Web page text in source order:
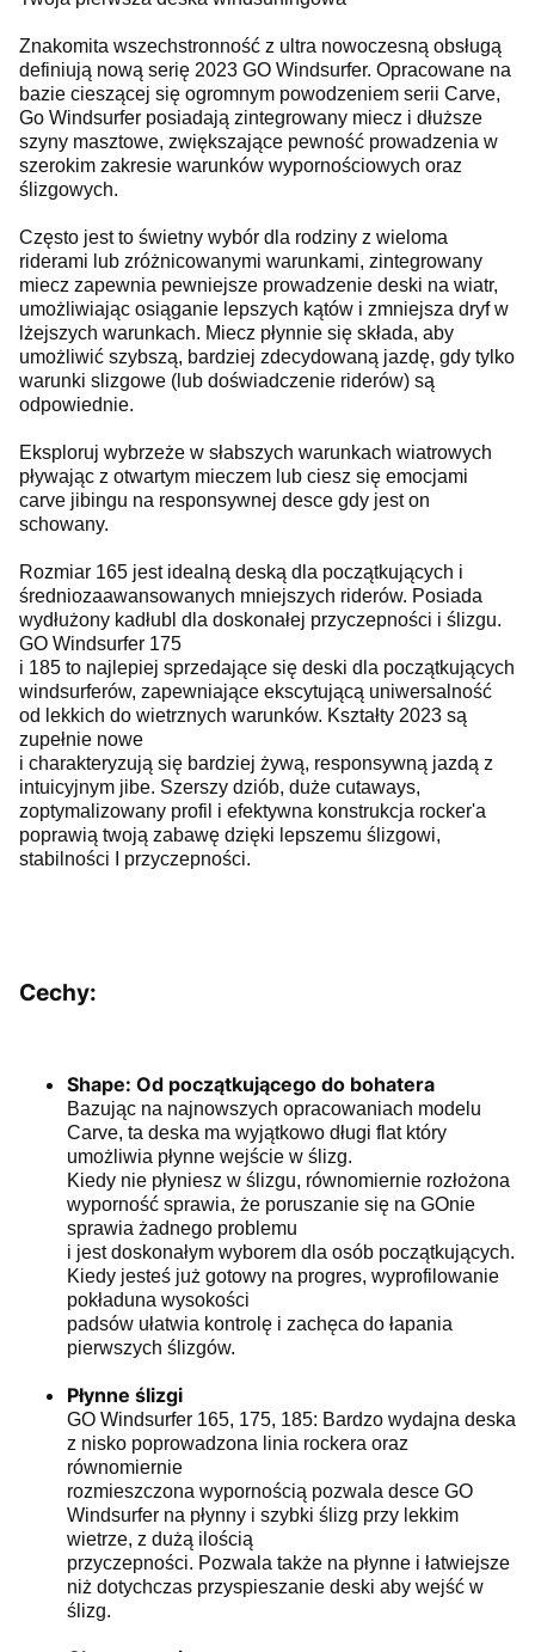
Znakomita wszechstronność z ultra nowoczesną obsługą
definiują nową serię 2023 GO Windsurfer. Opracowane na
bazie cieszącej się ogromnym powodzeniem serii Carve,
Go Windsurfer posiadają zintegrowany miecz i dłuższe
szyny masztowe, zwiększające pewność prowadzenia w
szerokim zakresie warunków wypornościowych oraz
ślizgowych.
Często jest to świetny wybór dla rodziny z wieloma
riderami lub zróżnicowanymi warunkami, zintegrowany
miecz zapewnia pewniejsze prowadzenie deski na wiatr,
umożliwiając osiąganie lepszych kątów i zmniejsza dryf w
lżejszych warunkach. Miecz płynnie się składa, aby
umożliwić szybszą, bardziej zdecydowaną jazdę, gdy tylko
warunki slizgowe (lub doświadczenie riderów) są
odpowiednie.
Eksploruj wybrzeże w słabszych warunkach wiatrowych
pływając z otwartym mieczem lub ciesz się emocjami
carve jibingu na responsywnej desce gdy jest on
schowany.
Rozmiar 165 jest idealną deską dla początkujących i
średniozaawansowanych mniejszych riderów. Posiada
wydłużony kadłubl dla doskonałej przyczepności i ślizgu.
GO Windsurfer 175
i 185 to najlepiej sprzedające się deski dla początkujących
windsurferów, zapewniające ekscytującą uniwersalność
od lekkich do wietrznych warunków. Kształty 2023 są
zupełnie nowe
i charakteryzują się bardziej żywą, responsywną jazdą z
intuicyjnym jibe. Szerszy dziób, duże cutaways,
zoptymalizowany profil i efektywna konstrukcja rocker'a
poprawią twoją zabawę dzięki lepszemu ślizgowi,
stabilności I przyczepności.
Cechy:
Shape: Od początkującego do bohatera
Bazując na najnowszych opracowaniach modelu
Carve, ta deska ma wyjątkowo długi flat który
umożliwia płynne wejście w ślizg.
Kiedy nie płyniesz w ślizgu, równomiernie rozłożona
wyporność sprawia, że poruszanie się na GOnie
sprawia żadnego problemu
i jest doskonałym wyborem dla osób początkujących.
Kiedy jesteś już gotowy na progres, wyprofilowanie
pokładuna wysokości
padsów ułatwia kontrolę i zachęca do łapania
pierwszych ślizgów.
Płynne ślizgi
GO Windsurfer 165, 175, 185: Bardzo wydajna deska
z nisko poprowadzona linia rockera oraz
równomiernie
rozmieszczona wypornością pozwala desce GO
Windsurfer na płynny i szybki ślizg przy lekkim
wietrze, z dużą ilością
przyczepności. Pozwala także na płynne i łatwiejsze
niż dotychczas przyspieszanie deski aby wejść w
ślizg.